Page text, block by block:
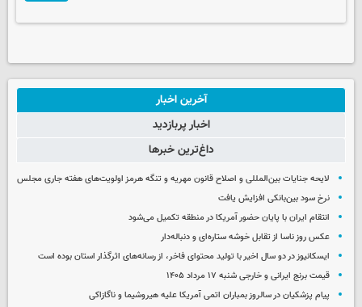
آخرین اخبار
اخبار پربازدید
داغ‌ترین خبرها
لایحه جنایات بین‌المللی و اصلاح قانون مهریه و تنگه هرمز اولویت‌های هفته جاری مجلس
نرخ سود بین‌بانکی افزایش یافت
انتقام ایران با پایان حضور آمریکا در منطقه تکمیل می‌شود
عکس روز ناسا از تقابل خوشه ستاره‌ای و دنباله‌دار
ایسکانیوز در دو سال اخیر با تولید محتوای فاخر، از رسانه‌های اثرگذار استان بوده است
قیمت برنج ایرانی و خارجی شنبه ۱۷ مرداد ۱۴۰۵
پیام پزشکیان در سالروز بمباران اتمی آمریکا علیه هیروشیما و ناگازاکی